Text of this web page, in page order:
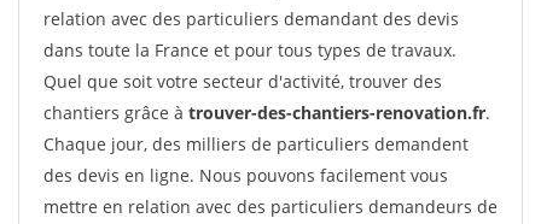
relation avec des particuliers demandant des devis
dans toute la France et pour tous types de travaux.
Quel que soit votre secteur d'activité, trouver des
chantiers grâce à trouver-des-chantiers-renovation.fr.
Chaque jour, des milliers de particuliers demandent
des devis en ligne. Nous pouvons facilement vous
mettre en relation avec des particuliers demandeurs de